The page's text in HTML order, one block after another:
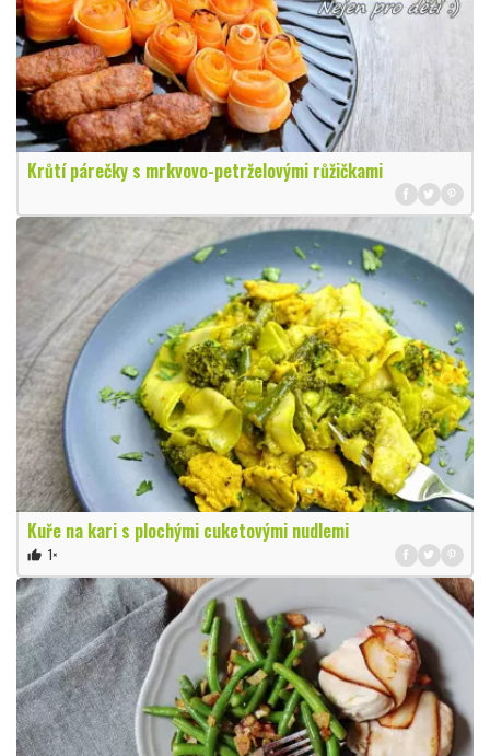
Krůtí párečky s mrkvovo-petrželovými růžičkami
Kuře na kari s plochými cuketovými nudlemi
thumb_up 1×